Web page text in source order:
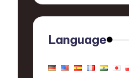
Language